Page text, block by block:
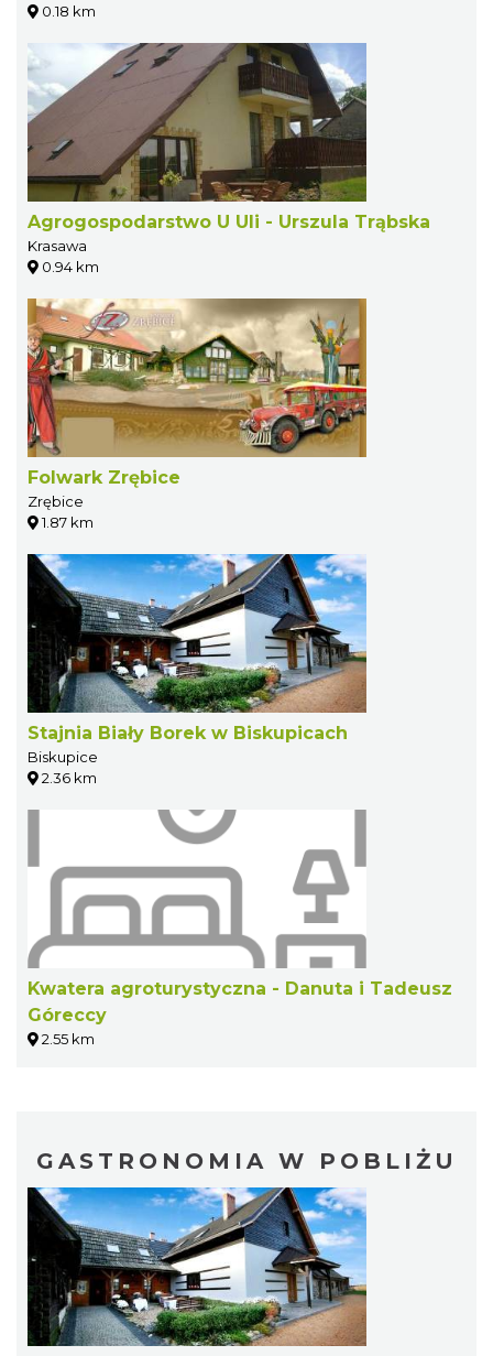
0.18 km
Agrogospodarstwo U Uli - Urszula Trąbska
Krasawa
0.94 km
Folwark Zrębice
Zrębice
1.87 km
Stajnia Biały Borek w Biskupicach
Biskupice
2.36 km
Kwatera agroturystyczna - Danuta i Tadeusz
Góreccy
2.55 km
GASTRONOMIA W POBLIŻU